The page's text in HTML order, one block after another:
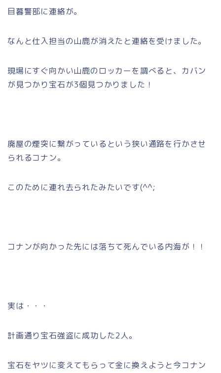
目暮警部に連絡が。
なんと仕入担当の山鹿が消えたと連絡を受けました。
現場にすぐ向かい山鹿のロッカーを調べると、カバン
が見つかり宝石が3個見つかりました！
廃屋の煙突に繋がっているという狭い通路を行かさせ
られるコナン。
このために連れ去られたみたいです(^^;
コナンが向かった先には落ちて死んでいる内海が！！
実は・・・
計画通り宝石強盗に成功した2人。
宝石をヤツに変えてもらって金に換えようと今コナン